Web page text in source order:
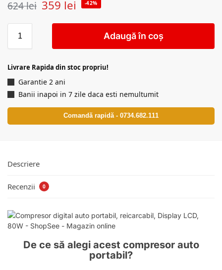
624lei 359 lei -42%
Adaugă în coș
Livrare Rapida din stoc propriu!
Garantie 2 ani
Banii inapoi in 7 zile daca esti nemultumit
Comandă rapidă - 0734.682.111
Descriere
Recenzii 0
De ce să alegi acest compresor auto
portabil?